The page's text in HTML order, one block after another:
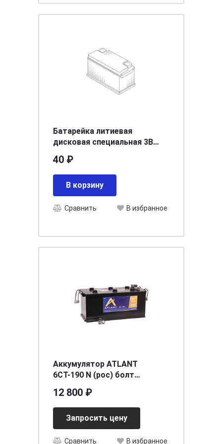
Батарейка литиевая
дисковая специальная 3В
BP1
40 ₽
В корзину
Сравнить В избранное
Аккумулятор ATLANT
6СТ-190 N (рос) болт
12 800 ₽
Запросить цену
Сравнить В избранное